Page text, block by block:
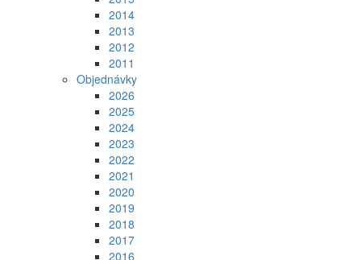
2014
2013
2012
2011
Objednávky
2026
2025
2024
2023
2022
2021
2020
2019
2018
2017
2016